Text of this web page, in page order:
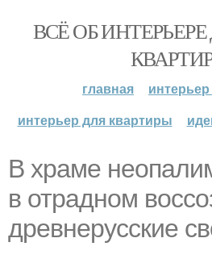
ВСЁ ОБ
главная
интерьер для квартиры
В храме
в отрадном
древнерусские